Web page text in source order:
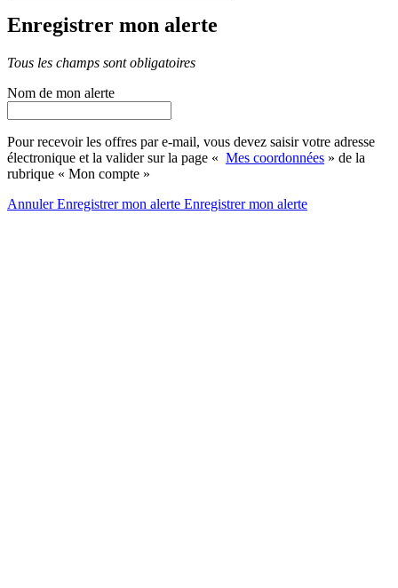
Enregistrer mon alerte
Tous les champs sont obligatoires
Nom de mon alerte
Pour recevoir les offres par e-mail, vous devez saisir votre adresse
électronique et la valider sur la page « Mes coordonnées » de la
rubrique « Mon compte »
AnnulerEnregistrer mon alerte Enregistrermon alerte